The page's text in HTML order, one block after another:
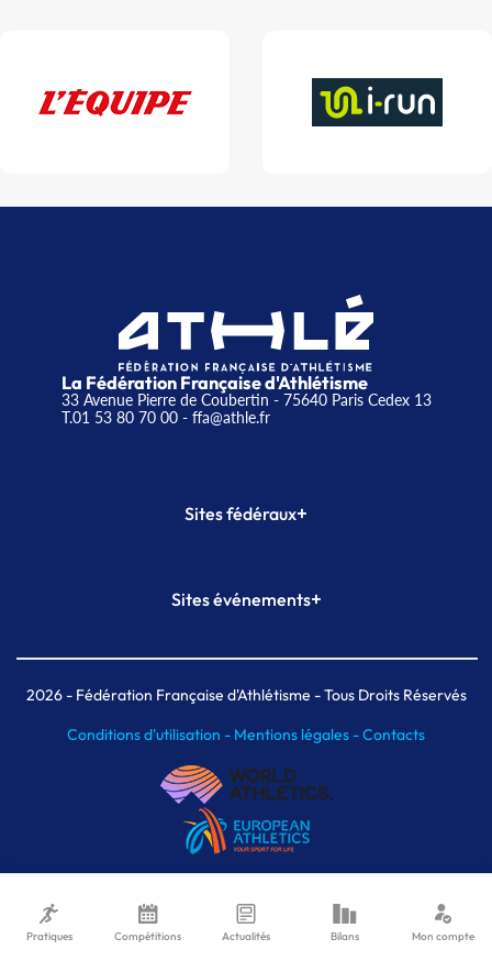
La Fédération Française d'Athlétisme
33 Avenue Pierre de Coubertin - 75640 Paris Cedex 13
T.01 53 80 70 00- ffa@athle.fr
Sites fédéraux+
Plateforme Formation
Sites événements+
Meeting de Paris indoor
MAIF Ekiden de Paris
2026- Fédération Française d'Athlétisme - Tous Droits Réservés
Conditions d'utilisation - Mentions légales -Contacts
Pratiques Compétitions Actualités Bilans Mon compte